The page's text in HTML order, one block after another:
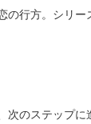
方。シリー
のステップに